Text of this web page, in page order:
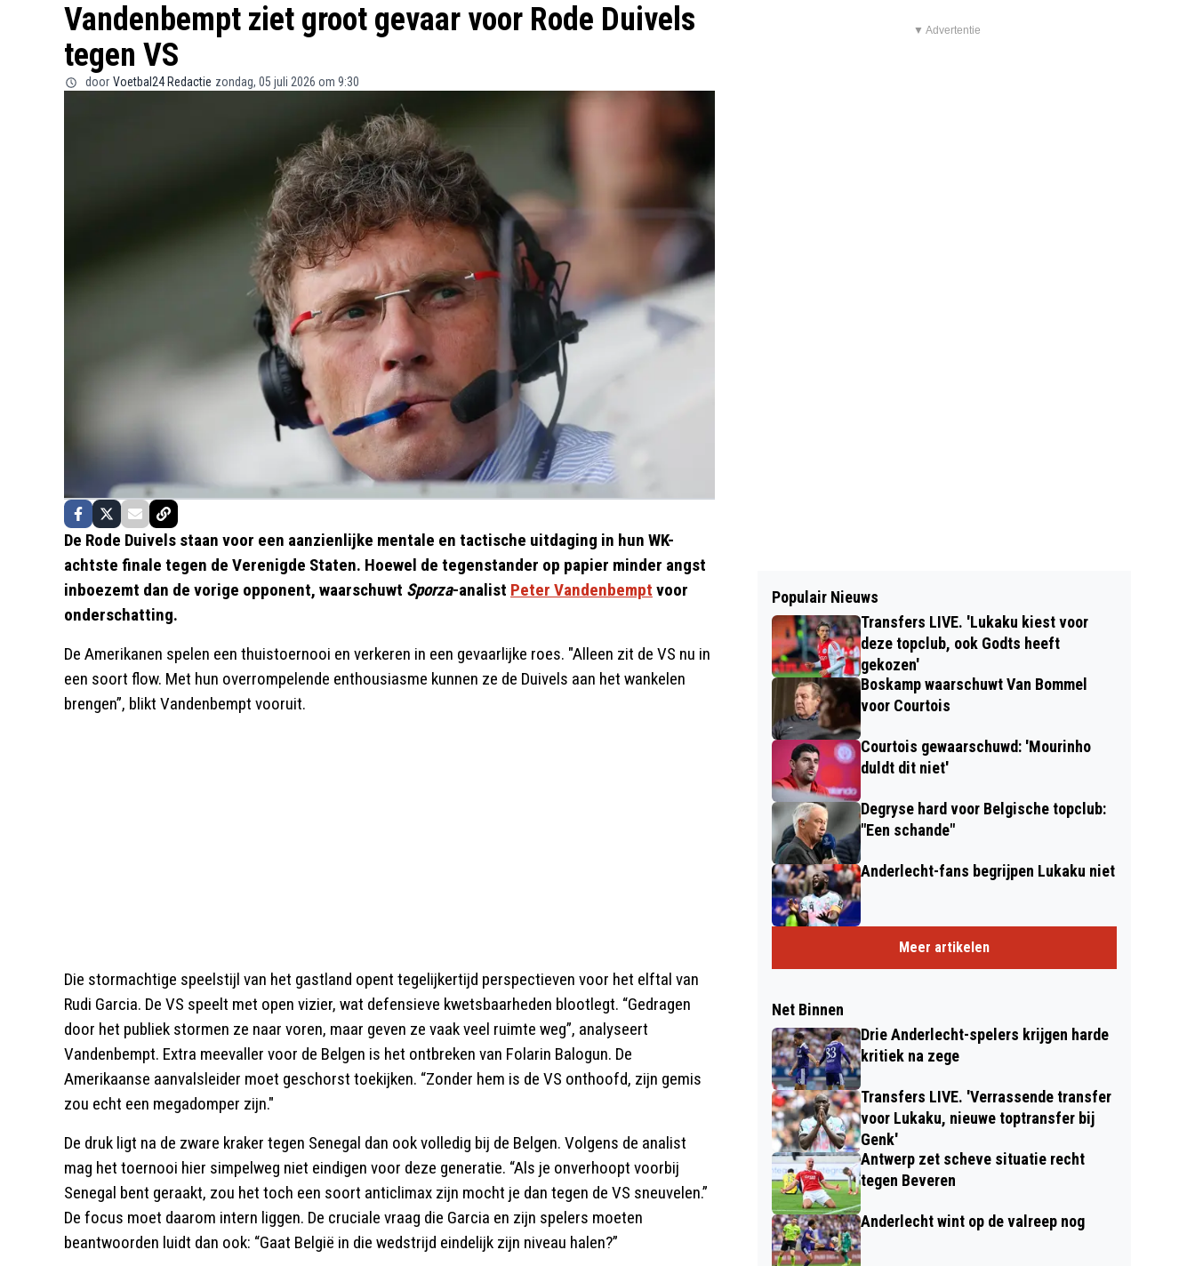
Vandenbempt ziet groot gevaar voor Rode Duivels
tegen VS
door Voetbal24 Redactie zondag, 05 juli 2026 om 9:30
De Rode Duivels staan voor een aanzienlijke mentale en tactische uitdaging in hun WK-
achtste finale tegen de Verenigde Staten. Hoewel de tegenstander op papier minder angst
inboezemt dan de vorige opponent, waarschuwt Sporza-analist Peter Vandenbempt voor
onderschatting.
De Amerikanen spelen een thuistoernooi en verkeren in een gevaarlijke roes. "Alleen zit de VS nu in
een soort flow. Met hun overrompelende enthousiasme kunnen ze de Duivels aan het wankelen
brengen”, blikt Vandenbempt vooruit.
Die stormachtige speelstijl van het gastland opent tegelijkertijd perspectieven voor het elftal van
Rudi Garcia. De VS speelt met open vizier, wat defensieve kwetsbaarheden blootlegt. “Gedragen
door het publiek stormen ze naar voren, maar geven ze vaak veel ruimte weg”, analyseert
Vandenbempt. Extra meevaller voor de Belgen is het ontbreken van Folarin Balogun. De
Amerikaanse aanvalsleider moet geschorst toekijken. “Zonder hem is de VS onthoofd, zijn gemis
zou echt een megadomper zijn."
De druk ligt na de zware kraker tegen Senegal dan ook volledig bij de Belgen. Volgens de analist
mag het toernooi hier simpelweg niet eindigen voor deze generatie. “Als je onverhoopt voorbij
Senegal bent geraakt, zou het toch een soort anticlimax zijn mocht je dan tegen de VS sneuvelen.”
De focus moet daarom intern liggen. De cruciale vraag die Garcia en zijn spelers moeten
beantwoorden luidt dan ook: “Gaat België in die wedstrijd eindelijk zijn niveau halen?”
▼ Advertentie
Populair Nieuws
Transfers LIVE. 'Lukaku kiest voor
deze topclub, ook Godts heeft
gekozen'
Boskamp waarschuwt Van Bommel
voor Courtois
Courtois gewaarschuwd: 'Mourinho
duldt dit niet'
Degryse hard voor Belgische topclub:
"Een schande"
Anderlecht-fans begrijpen Lukaku niet
Meer artikelen
Net Binnen
Drie Anderlecht-spelers krijgen harde
kritiek na zege
Transfers LIVE. 'Verrassende transfer
voor Lukaku, nieuwe toptransfer bij
Genk'
Antwerp zet scheve situatie recht
tegen Beveren
Anderlecht wint op de valreep nog